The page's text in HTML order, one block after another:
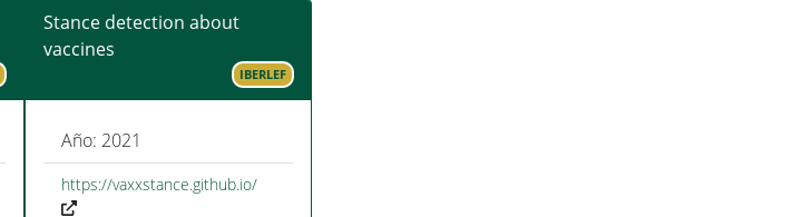
Stance detection about
vaccines
IBERLEF
Año: 2021
https://vaxxstance.github.io/